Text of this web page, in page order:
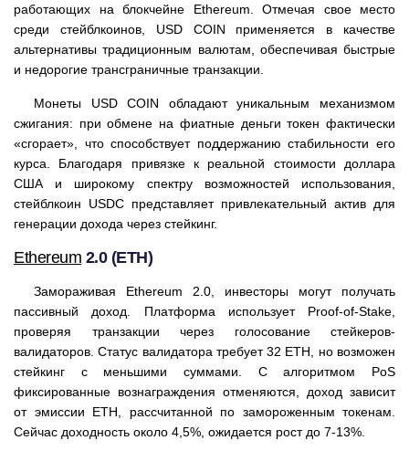
работающих на блокчейне Ethereum. Отмечая свое место
среди стейблкоинов, USD COIN применяется в качестве
альтернативы традиционным валютам, обеспечивая быстрые
и недорогие трансграничные транзакции.
Монеты USD COIN обладают уникальным механизмом
сжигания: при обмене на фиатные деньги токен фактически
«сгорает», что способствует поддержанию стабильности его
курса. Благодаря привязке к реальной стоимости доллара
США и широкому спектру возможностей использования,
стейблкоин USDC представляет привлекательный актив для
генерации дохода через стейкинг.
Ethereum 2.0 (ETH)
Замораживая Ethereum 2.0, инвесторы могут получать
пассивный доход. Платформа использует Proof-of-Stake,
проверяя транзакции через голосование стейкеров-
валидаторов. Статус валидатора требует 32 ETH, но возможен
стейкинг с меньшими суммами. С алгоритмом PoS
фиксированные вознаграждения отменяются, доход зависит
от эмиссии ETH, рассчитанной по замороженным токенам.
Сейчас доходность около 4,5%, ожидается рост до 7-13%.